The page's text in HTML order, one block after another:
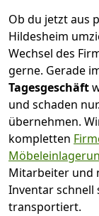
Ob du jetzt aus
Hildesheim
Wechsel des
gerne. Gerade
Tagesgeschäft
und schaden
übernehmen.
kompletten
Mitarbeiter und
Inventar schnell
transportiert.